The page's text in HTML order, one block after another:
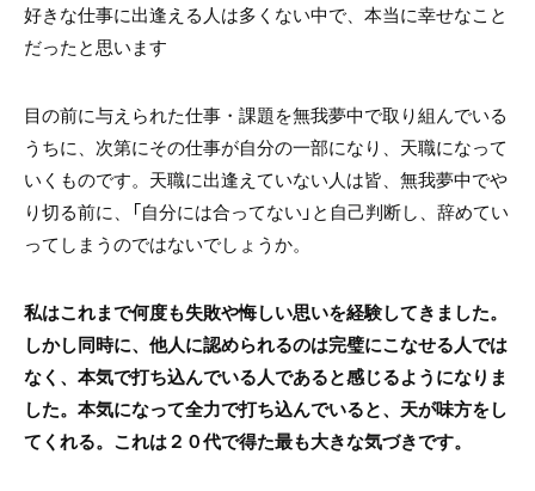
好きな仕事に出逢える人は多くない中で、本当に幸せなこと
だったと思います
目の前に与えられた仕事・課題を無我夢中で取り組んでいる
うちに、次第にその仕事が自分の一部になり、天職になって
いくものです。天職に出逢えていない人は皆、無我夢中でや
り切る前に、「自分には合ってない」と自己判断し、辞めてい
ってしまうのではないでしょうか。
私はこれまで何度も失敗や悔しい思いを経験してきました。
しかし同時に、他人に認められるのは完璧にこなせる人では
なく、本気で打ち込んでいる人であると感じるようになりま
した。本気になって全力で打ち込んでいると、天が味方をし
てくれる。これは２０代で得た最も大きな気づきです。